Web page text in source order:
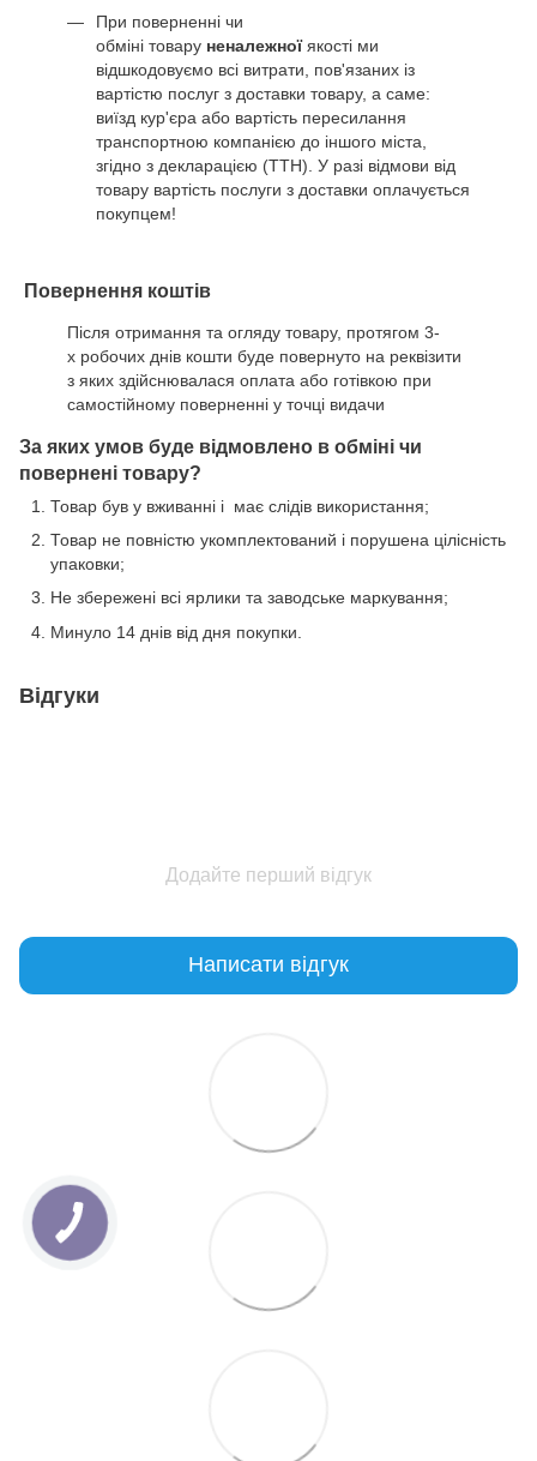
При поверненні чи
обміні товару неналежноїякості ми
відшкодовуємо всі витрати, пов'язаних із
вартістю послуг з доставки товару, а саме:
виїзд кур'єра або вартість пересилання
транспортною компанією до іншого міста,
згідно з декларацією (ТТН). У разі відмови від
товару вартість послуги з доставки оплачується
покупцем!
Повернення коштів
Після отримання та огляду товару, протягом 3-
х робочих днів кошти буде повернуто на реквізити
з яких здійснювалася оплата або готівкою при
самостійному поверненні у точці видачи
За яких умов буде відмовлено в обміні чи
повернені товару?
Товар був у вживанні і має слідів використання;
Товар не повністю укомплектований і порушена цілісність
упаковки;
Не збережені всі ярлики та заводське маркування;
Минуло 14 днів від дня покупки.
Відгуки
Додайте перший відгук
Написати відгук